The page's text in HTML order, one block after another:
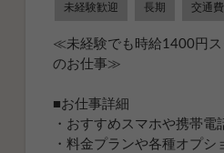
未経験歓迎 長期 交通
≪未経験でも時給1400円ス
のお仕事≫
■お仕事詳細
・おすすめスマホや携帯電
・料金プランや各種オプシ